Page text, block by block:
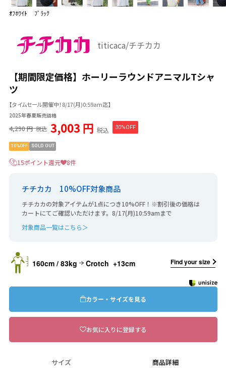
ｵﾌﾎﾜｲﾄ ﾌﾞﾗｯｸ
titicaca/チチカカ
【期間限定価格】ホーリーラウンドアニマルTシャ
ツ
【タイムセール開催中！8/17(月)0:59am迄】
2025年春夏販売価格
4,290 円 税込 3,003 円 税込 30%OFF
10%OFF SOLD OUT
15ポイント還元 8件
チチカカ 10%OFF対象商品
チチカカの対象アイテムが1点につき10%OFF！※割引後の価格は
カートにてご確認いただけます。8/17(月)10:59amまで
対象商品一覧はこちら＞
160cm / 83kg Crotch +13cm Find your size
カラー・サイズを見る
お気に入りに登録する
サイズ 商品詳細